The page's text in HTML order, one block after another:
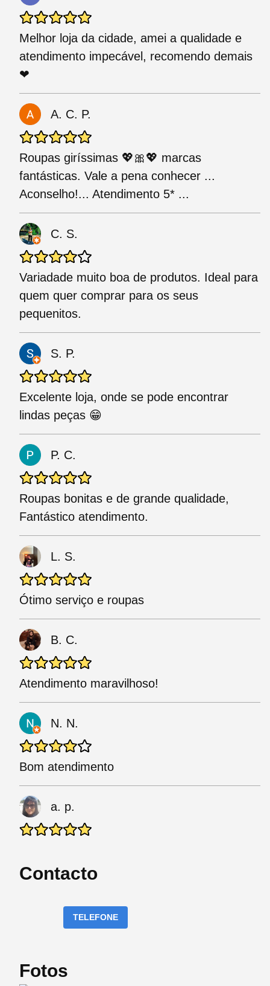
Melhor loja da cidade, amei a qualidade e
atendimento impecável, recomendo demais
❤
A. C. P.
Roupas giríssimas 💖🎀💖 marcas
fantásticas. Vale a pena conhecer ...
Aconselho!... Atendimento 5* ...
C. S.
Variadade muito boa de produtos. Ideal para
quem quer comprar para os seus
pequenitos.
S. P.
Excelente loja, onde se pode encontrar
lindas peças 😁
P. C.
Roupas bonitas e de grande qualidade,
Fantástico atendimento.
L. S.
Ótimo serviço e roupas
B. C.
Atendimento maravilhoso!
N. N.
Bom atendimento
a. p.
Contacto
TELEFONE
Fotos